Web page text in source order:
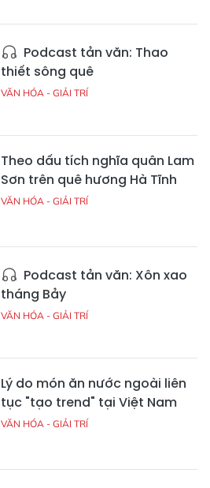
Podcast tản văn: Thao
thiết sông quê
VĂN HÓA - GIẢI TRÍ
Theo dấu tích nghĩa quân Lam
Sơn trên quê hương Hà Tĩnh
VĂN HÓA - GIẢI TRÍ
Podcast tản văn: Xôn xao
tháng Bảy
VĂN HÓA - GIẢI TRÍ
Lý do món ăn nước ngoài liên
tục "tạo trend" tại Việt Nam
VĂN HÓA - GIẢI TRÍ